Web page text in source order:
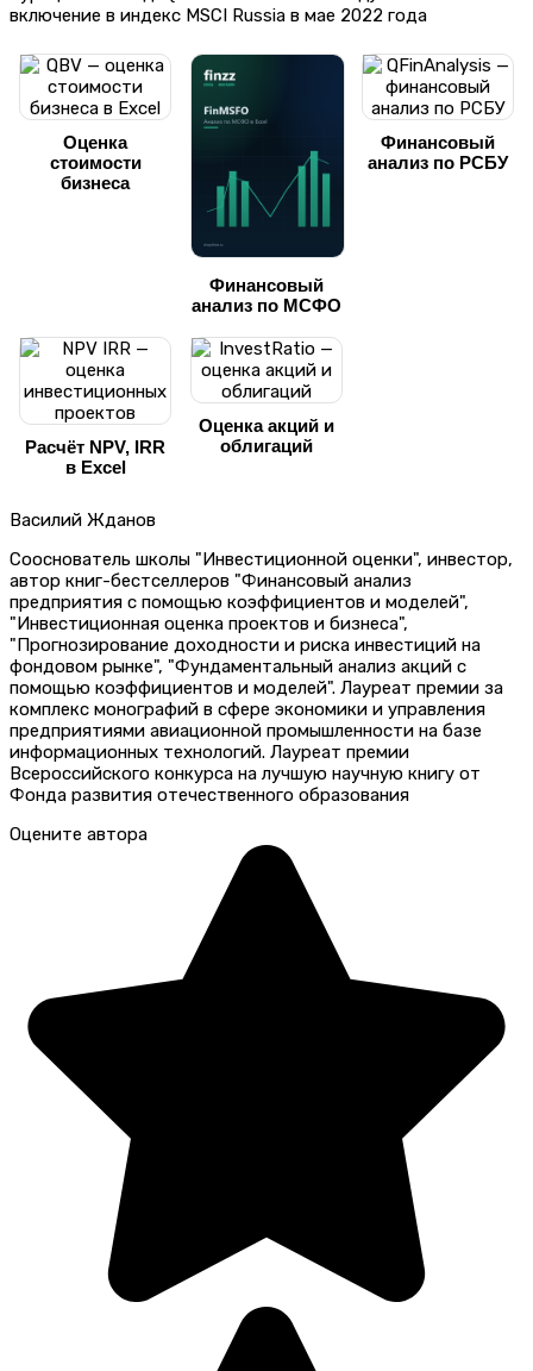
включение в индекс MSCI Russia в мае 2022 года
Оценка
стоимости
бизнеса
Финансовый
анализ по МСФО
Финансовый
анализ по РСБУ
Расчёт NPV, IRR
в Excel
Оценка акций и
облигаций
Василий Жданов
Сооснователь школы "Инвестиционной оценки", инвестор,
автор книг-бестселлеров "Финансовый анализ
предприятия с помощью коэффициентов и моделей",
"Инвестиционная оценка проектов и бизнеса",
"Прогнозирование доходности и риска инвестиций на
фондовом рынке", "Фундаментальный анализ акций с
помощью коэффициентов и моделей". Лауреат премии за
комплекс монографий в сфере экономики и управления
предприятиями авиационной промышленности на базе
информационных технологий. Лауреат премии
Всероссийского конкурса на лучшую научную книгу от
Фонда развития отечественного образования
Оцените автора